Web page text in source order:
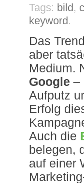
Tags: bild ,
keyword .
Das
aber
Medium.
Google –
Aufputz
Erfolg
Auch die
belegen,
auf einer